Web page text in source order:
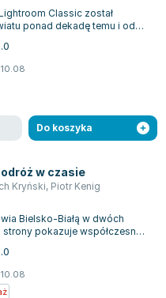
Classic został
ponad dekadę temu i od
uznanie wśród coraz więk...
Do koszyka
w czasie
Kryński, Piotr Kenig
Bielsko-Białą w dwóch
strony pokazuje współczesne
zaś jego daw...